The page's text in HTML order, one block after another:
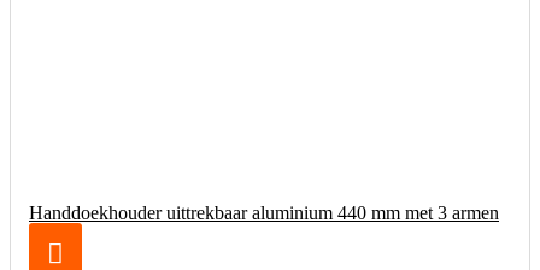
Handdoekhouder uittrekbaar aluminium 440 mm met 3 armen